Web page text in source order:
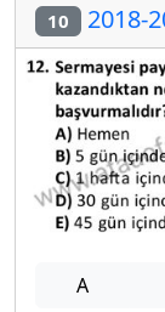
10 2018-
A